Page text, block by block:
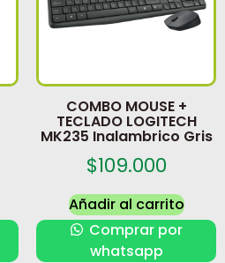
COMBO MOUSE +
TECLADO LOGITECH
MK235 Inalambrico Gris
$109.000
Añadir al carrito
Comprar por
whatsapp